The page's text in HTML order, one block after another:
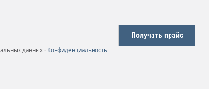
Получать прайс
данных · Конфиденциальность